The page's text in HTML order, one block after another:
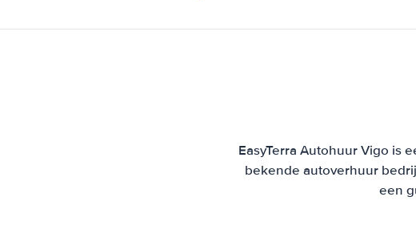
EasyTerra Autohuur Vigo is
bekende autoverhuur
een